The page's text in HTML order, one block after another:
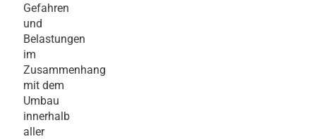
Gefahren
und
Belastungen
im
Zusammenhang
mit dem
Umbau
innerhalb
aller